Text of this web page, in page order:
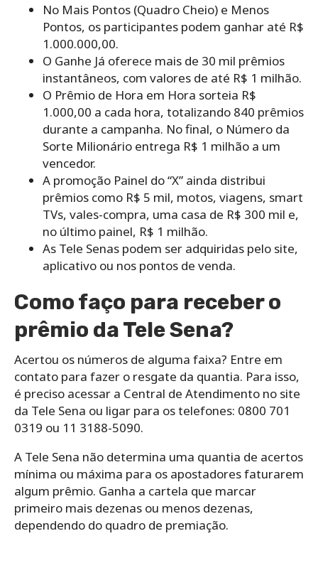
No Mais Pontos (Quadro Cheio) e Menos
Pontos, os participantes podem ganhar até R$
1.000.000,00.
O Ganhe Já oferece mais de 30 mil prêmios
instantâneos, com valores de até R$ 1 milhão.
O Prêmio de Hora em Hora sorteia R$
1.000,00 a cada hora, totalizando 840 prêmios
durante a campanha. No final, o Número da
Sorte Milionário entrega R$ 1 milhão a um
vencedor.
A promoção Painel do “X” ainda distribui
prêmios como R$ 5 mil, motos, viagens, smart
TVs, vales-compra, uma casa de R$ 300 mil e,
no último painel, R$ 1 milhão.
As Tele Senas podem ser adquiridas pelo site,
aplicativo ou nos pontos de venda.
Como faço para receber o
prêmio da Tele Sena?
Acertou os números de alguma faixa? Entre em
contato para fazer o resgate da quantia. Para isso,
é preciso acessar a Central de Atendimento no site
da Tele Sena ou ligar para os telefones: 0800 701
0319 ou 11 3188-5090.
A Tele Sena não determina uma quantia de acertos
mínima ou máxima para os apostadores faturarem
algum prêmio. Ganha a cartela que marcar
primeiro mais dezenas ou menos dezenas,
dependendo do quadro de premiação.